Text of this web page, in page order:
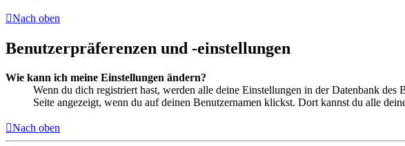
Nach oben
Benutzerpräferenzen und -einstellungen
Wie kann ich meine Einstellungen ändern?
Wenn du dich registriert hast, werden alle deine Einstellungen in der Datenbank
Seite angezeigt, wenn du auf deinen Benutzernamen klickst. Dort kannst du alle
Nach oben